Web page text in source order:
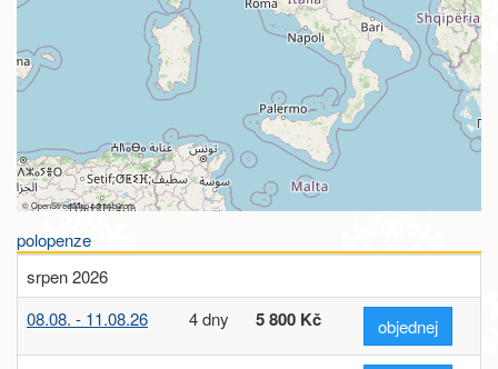
©OpenStreetMapcontributors
polopenze
srpen 2026
08.08. - 11.08.26
4 dny 5 800 Kč objednej